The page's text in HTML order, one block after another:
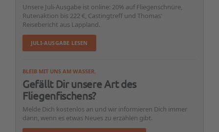
Unsere Juli-Ausgabe ist online: 20% auf Fliegenschnüre,
Rutenaktion bis 222 €, Castingtreff und Thomas'
Reisebericht aus Lappland.
JULI-AUSGABE LESEN
BLEIB MIT UNS AM WASSER.
Gefällt Dir unsere Art des
Fliegenfischens?
Melde Dich kostenlos an und wir informieren Dich immer
dann, wenn es etwas Neues zu erzählen gibt.